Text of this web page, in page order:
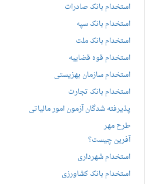
استخدام بانک صادرات
استخدام بانک سپه
استخدام بانک ملت
استخدام قوه قضاییه
استخدام سازمان بهزیستی
استخدام بانک تجارت
پذیرفته شدگان آزمون امور مالیاتی
طرح مهر
آفرین چیست؟
استخدام شهرداری
استخدام بانک کشاورزی